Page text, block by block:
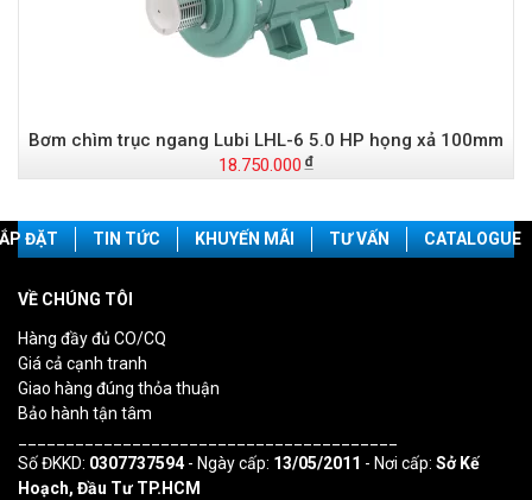
Bơm chìm trục ngang Lubi LHL-6 5.0 HP họng xả 100mm
18.750.000
ĐẶT TIN TỨC KHUYẾN MÃI TƯ VẤN CATALOGUE
VỀ CHÚNG TÔI
Hàng đầy đủ CO/CQ
Giá cả cạnh tranh
Giao hàng đúng thỏa thuận
Bảo hành tận tâm
Số ĐKKD: 0307737594- Ngày cấp: 13/05/2011 - Nơi cấp: Sở Kế
Hoạch, Đầu Tư TP.HCM